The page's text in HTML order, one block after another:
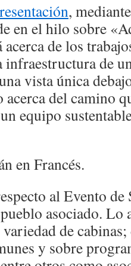
,
en el hilo sobre
acerca de los
infraestructura de
vista única
del camino
equipo
en Francés.
al Evento
asociado. Lo
de
y sobre